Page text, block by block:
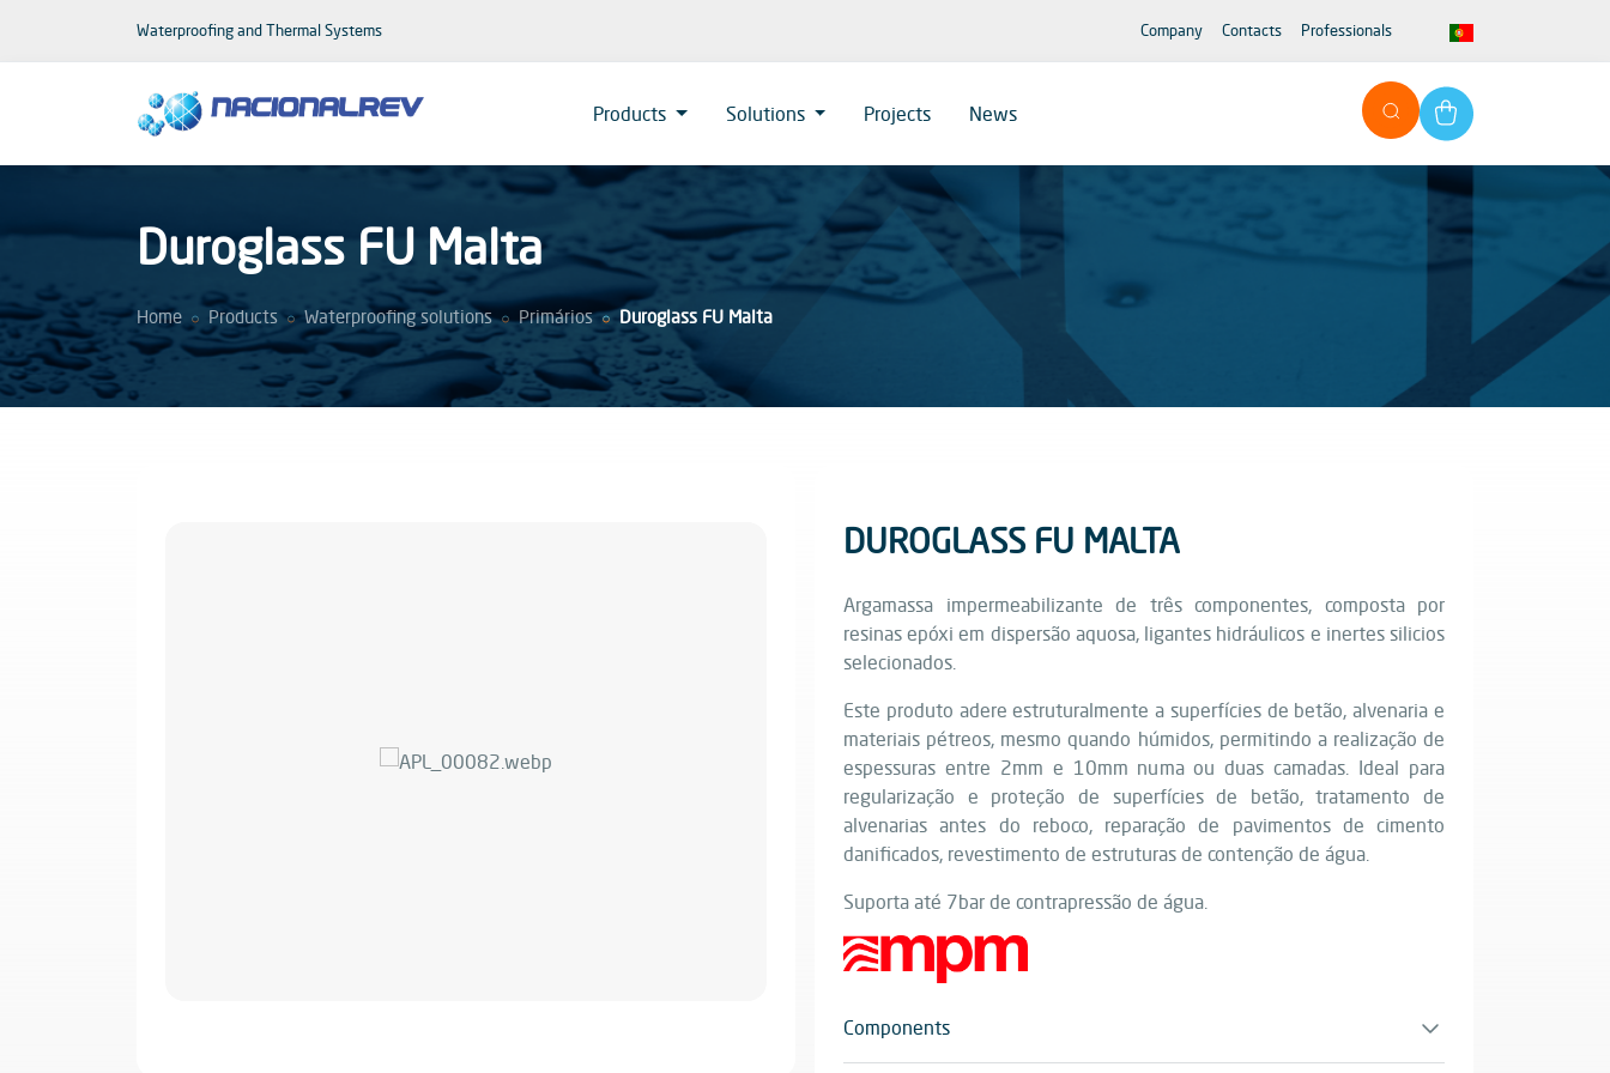
Waterproofing and Thermal Systems Company Contacts Professionals
Products Solutions Projects News
Duroglass FU Malta
Home Products Waterproofing solutions Primários Duroglass FU Malta
DUROGLASS FU MALTA
Argamassa impermeabilizante de três componentes, composta por
resinas epóxi em dispersão aquosa, ligantes hidráulicos e inertes silicios
selecionados.
Este produto adere estruturalmente a superfícies de betão, alvenaria e
materiais pétreos, mesmo quando húmidos, permitindo a realização de
espessuras entre 2mm e 10mm numa ou duas camadas. Ideal para
regularização e proteção de superfícies de betão, tratamento de
alvenarias antes do reboco, reparação de pavimentos de cimento
danificados, revestimento de estruturas de contenção de água.
Suporta até 7bar de contrapressão de água.
Components
Tricomponente